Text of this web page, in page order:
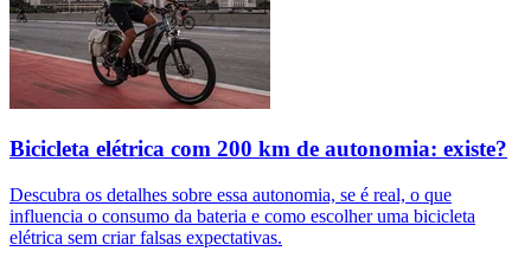
Bicicleta elétrica com 200 km de autonomia: existe?
Descubra os detalhes sobre essa autonomia, se é real, o que
influencia o consumo da bateria e como escolher uma bicicleta
elétrica sem criar falsas expectativas.